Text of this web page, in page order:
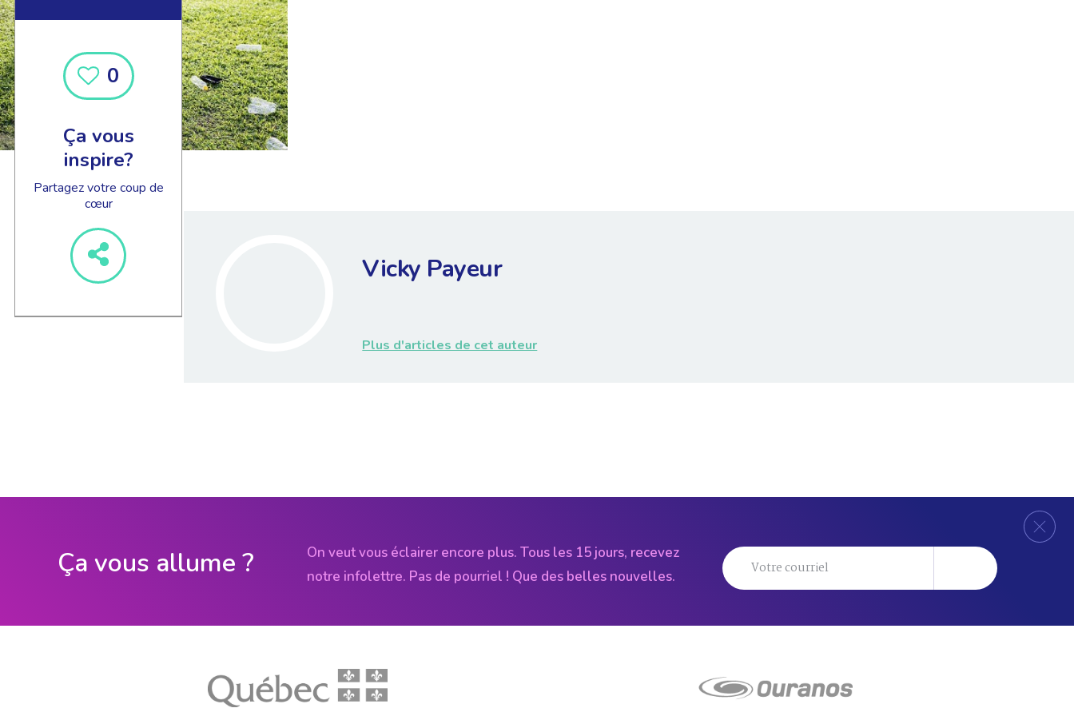
0
Ça vous
inspire?
Partagez votre coup de
cœur
Vicky Payeur
Plus d'articles de cet auteur
Ça vous allume ?
On veut vous éclairer encore plus. Tous les 15 jours, recevez
notre infolettre. Pas de pourriel ! Que des belles nouvelles.